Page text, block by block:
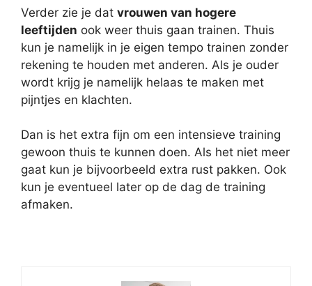
Verder zie je dat vrouwen van hogere
leeftijden ook weer thuis gaan trainen. Thuis
kun je namelijk in je eigen tempo trainen zonder
rekening te houden met anderen. Als je ouder
wordt krijg je namelijk helaas te maken met
pijntjes en klachten.
Dan is het extra fijn om een intensieve training
gewoon thuis te kunnen doen. Als het niet meer
gaat kun je bijvoorbeeld extra rust pakken. Ook
kun je eventueel later op de dag de training
afmaken.